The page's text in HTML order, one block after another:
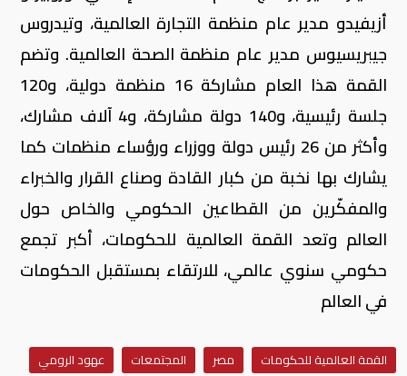
أزيفيدو مدير عام منظمة التجارة العالمية، وتيدروس
جيبريسيوس مدير عام منظمة الصحة العالمية. وتضم
القمة هذا العام مشاركة 16 منظمة دولية، و120
جلسة رئيسية، و140 دولة مشاركة، و4 آلاف مشارك،
وأكثر من 26 رئيس دولة ووزراء ورؤساء منظمات كما
يشارك بها نخبة من كبار القادة وصناع القرار والخبراء
والمفكّرين من القطاعين الحكومي والخاص حول
العالم وتعد القمة العالمية للحكومات، أكبر تجمع
حكومي سنوي عالمي، للارتقاء بمستقبل الحكومات
في العالم
القمة العالمية للحكومات مصر المجتمعات
عهود الرومي